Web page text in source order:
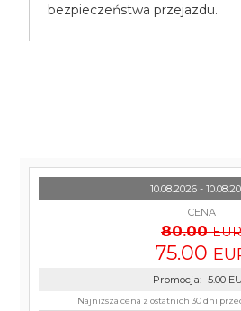
bezpieczeństwa przejazdu.
10.08.2026 -
CENA
80.00 EUR
75.00
Promocja: -5.00
Najniższa cena z ostatnich 30 dni